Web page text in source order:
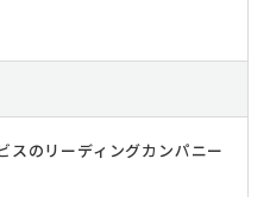
スのリーディングカンパニー